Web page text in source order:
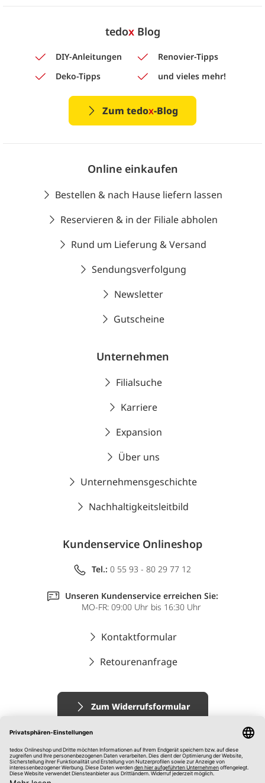
tedoxBlog
DIY-Anleitungen
Renovier-Tipps
Deko-Tipps
und vieles mehr!
Zum tedox-Blog
Online einkaufen
Bestellen & nach Hause liefern lassen
Reservieren & in der Filiale abholen
Rund um Lieferung & Versand
Sendungsverfolgung
Newsletter
Gutscheine
Unternehmen
Filialsuche
Karriere
Expansion
Über uns
Unternehmensgeschichte
Nachhaltigkeitsleitbild
Kundenservice Onlineshop
Tel.: 0 55 93 - 80 29 77 12
Unseren Kundenservice erreichen Sie:
MO-FR: 09:00 Uhr bis 16:30 Uhr
Kontaktformular
Retourenanfrage
Zum Widerrufsformular
Impressum
AGB